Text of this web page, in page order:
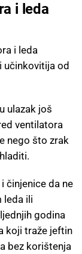
i leda
i leda
od
ulazak još
ventilatora
nego što zrak
činjenice da ne
leda ili
godina
koji traže jeftin
bez korištenja